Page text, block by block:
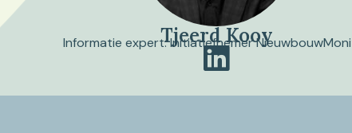
Tjeerd Kooy
Informatie expert. Initiatiefnemer